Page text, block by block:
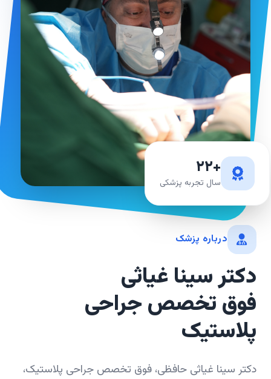
+۲۲
سال تجربه پزشکی
درباره پزشک
دکتر سینا غیاثی
فوق تخصص جراحی
پلاستیک
دکتر سینا غیاثی حافظی، فوق تخصص جراحی پلاستیک،